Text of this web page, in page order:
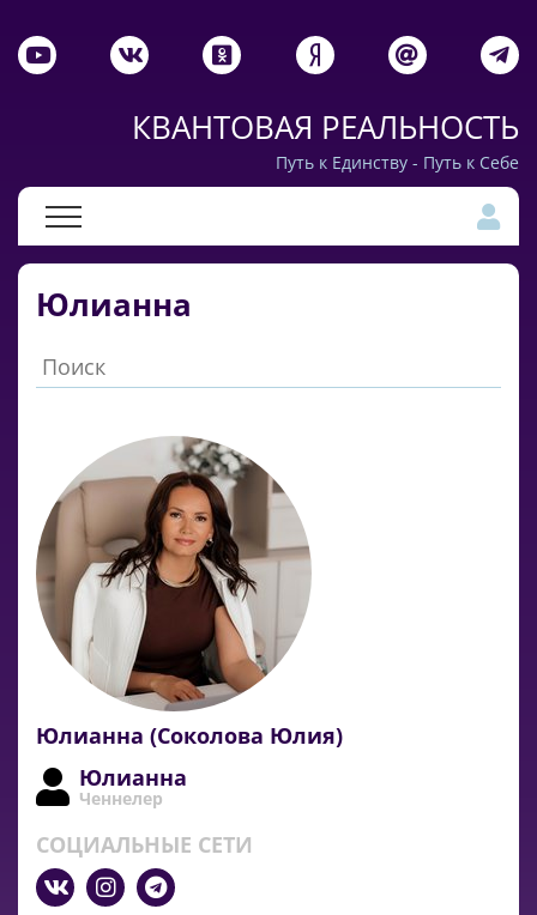
КВАНТОВАЯ РЕАЛЬНОСТЬ
Путь к Единству - Путь к Себе
Юлианна
Юлианна (Соколова Юлия)
Юлианна
Ченнелер
СОЦИАЛЬНЫЕ СЕТИ